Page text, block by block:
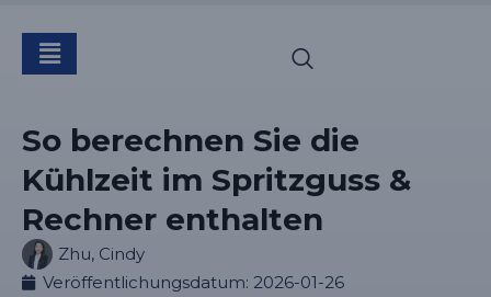
So berechnen Sie die
Kühlzeit im Spritzguss &
Rechner enthalten
Zhu, Cindy
Veröffentlichungsdatum: 2026-01-26